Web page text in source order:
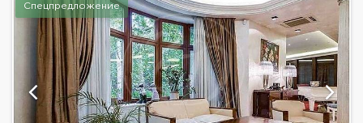
Спецпредложение